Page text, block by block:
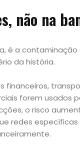
não na
é a
da história.
financeiros,
forem usados
o risco
redes